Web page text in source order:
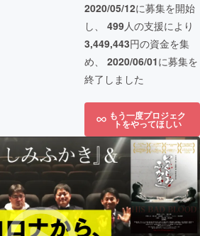
2020/05/12に募集を開始
し、 499人の支援により
3,449,443円の資金を集
め、 2020/06/01に募集を
終了しました
もう一度プロジェク
トをやってほしい